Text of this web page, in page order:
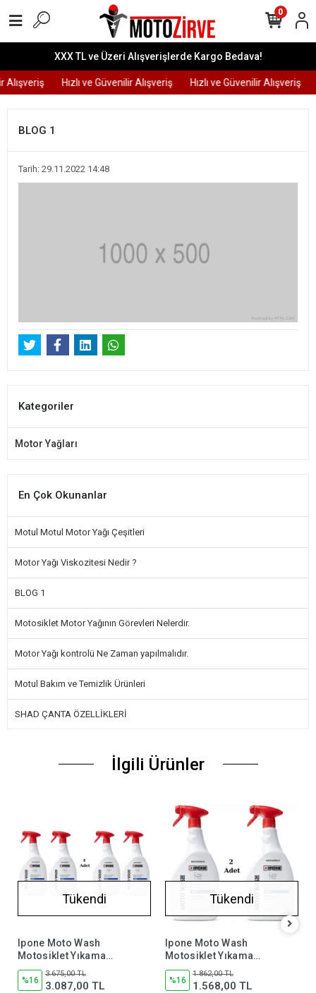
XXX TL ve Üzeri Alışverişlerde Kargo Bedava!
Alışveriş Hızlı ve Güvenilir Alışveriş Hızlı ve Güvenilir Alışveriş
0
BLOG 1
Tarih: 29.11.2022 14:48
Kategoriler
Motor Yağları
En Çok Okunanlar
Motul Motul Motor Yağı Çeşitleri
Motor Yağı Viskozitesi Nedir ?
BLOG 1
Motosiklet Motor Yağının Görevleri Nelerdir.
Motor Yağı kontrolü Ne Zaman yapılmalıdır.
Motul Bakım ve Temizlik Ürünleri
SHAD ÇANTA ÖZELLİKLERİ
İlgili Ürünler
Tükendi
Ipone Moto Wash
Motosiklet Yıkama
Şampuanı 1 Litre (4
Adet)
%16
3.675,00 TL
3.087,00 TL
Tükendi
Ipone Moto Wash
Motosiklet Yıkama
Şampuanı 1 Litre (2
Adet)
%16
1.862,00 TL
1.568,00 TL